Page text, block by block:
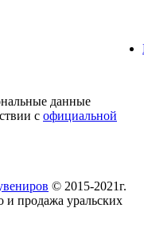
данные
с официальной
© 2015-2021г.
и продажа уральских